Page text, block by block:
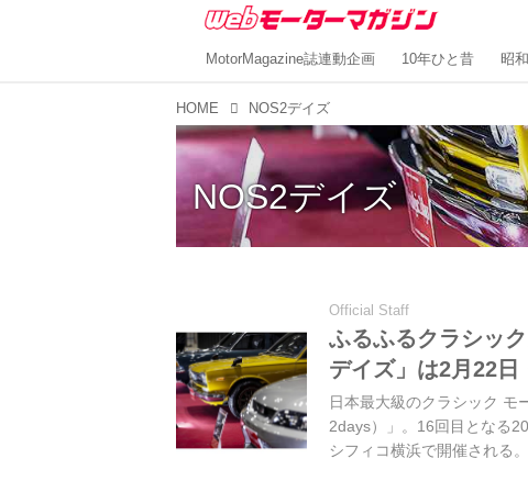
MotorMagazine誌連動企画 10年ひと昔 昭
HOME NOS2デイズ
NOS2デイズ
Official Staff
ふるふるクラシッ
デイズ」は2月22日
日本最大級のクラシック モ
2days）」。16回目となる
シフィコ横浜で開催される。